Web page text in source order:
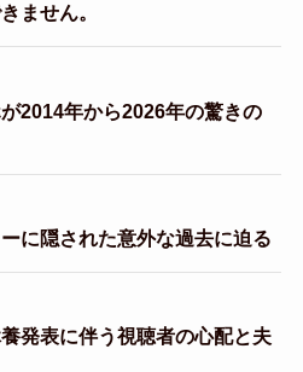
ません。
2014年から2026年の驚きの
に隠された意外な過去に迫る
発表に伴う視聴者の心配と夫